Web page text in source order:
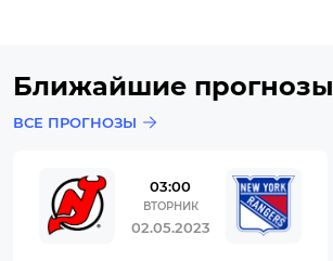
Ближайшие прогнозы
ВСЕ ПРОГНОЗЫ
03:00
ВТОРНИК
02.05.2023